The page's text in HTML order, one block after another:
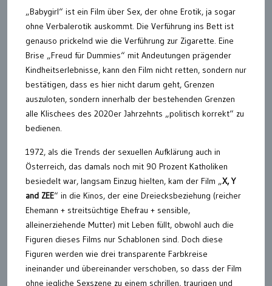
„Babygirl“ ist ein Film über Sex, der ohne Erotik, ja sogar
ohne Verbalerotik auskommt. Die Verführung ins Bett ist
genauso prickelnd wie die Verführung zur Zigarette. Eine
Brise „Freud für Dummies“ mit Andeutungen prägender
Kindheitserlebnisse, kann den Film nicht retten, sondern nur
bestätigen, dass es hier nicht darum geht, Grenzen
auszuloten, sondern innerhalb der bestehenden Grenzen
alle Klischees des 2020er Jahrzehnts „politisch korrekt“ zu
bedienen.
1972, als die Trends der sexuellen Aufklärung auch in
Österreich, das damals noch mit 90 Prozent Katholiken
besiedelt war, langsam Einzug hielten, kam der Film „X, Y
and ZEE“ in die Kinos, der eine Dreiecksbeziehung (reicher
Ehemann + streitsüchtige Ehefrau + sensible,
alleinerziehende Mutter) mit Leben füllt, obwohl auch die
Figuren dieses Films nur Schablonen sind. Doch diese
Figuren werden wie drei transparente Farbkreise
ineinander und übereinander verschoben, so dass der Film
ohne jegliche Sexszene zu einem schrillen, traurigen und